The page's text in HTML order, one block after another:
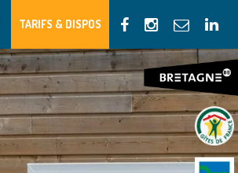
TARIFS & DISPOS